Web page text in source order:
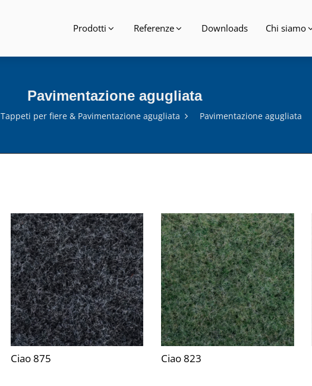
Prodotti Referenze Downloads Chi siamo
Pavimentazione agugliata
Tappeti per fiere & Pavimentazione agugliata Pavimentazione agugliata
Ciao 875 Ciao 823